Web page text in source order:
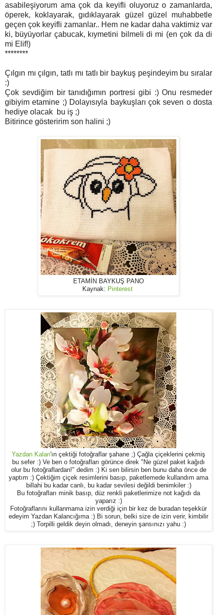
asabileşiyorum ama çok da keyifli oluyoruz o zamanlarda,
öperek, koklayarak, gıdıklayarak güzel güzel muhabbetle
geçen çok keyifli zamanlar.. Hem ne kadar daha vaktimiz var
ki, büyüyorlar çabucak, kıymetini bilmeli di mi (en çok da di
mi Elif!)
********
Çılgın mı çılgın, tatlı mı tatlı bir baykuş peşindeyim bu sıralar
:)
Çok sevdiğim bir tanıdığımın portresi gibi :) Onu resmeder
gibiyim etamine ;) Dolayısıyla baykuşları çok seven o dosta
hediye olacak bu iş ;)
Bitirince gösteririm son halini ;)
ETAMİN BAYKUŞ PANO
Kaynak: Pinterest
Yazdan Kalan'ın çektiği fotoğraflar şahane ;) Çağla çiçeklerini çekmiş
bu sefer :) Ve ben o fotoğrafları görünce direk "Ne güzel paket kağıdı
olur bu fotoğraflardan!" dedim :) Ki sen bilirsin ben bunu daha önce de
yaptım :) Çektiğim çiçek resimlerini basıp, paketlemede kullandım ama
billahi bu kadar canlı, bu kadar sevilesi değildi benimkiler :)
Bu fotoğrafları minik basıp, düz renkli paketlerimize not kağıdı da
yaparız :)
Fotoğraflarını kullanmama izin verdiği için bir kez de buradan teşekkür
edeyim Yazdan Kalancığıma :) Bi sorun, belki size de izin verir, kimbilir
;) Torpilli geldik deyin olmadı, deneyin şansınızı yahu :)